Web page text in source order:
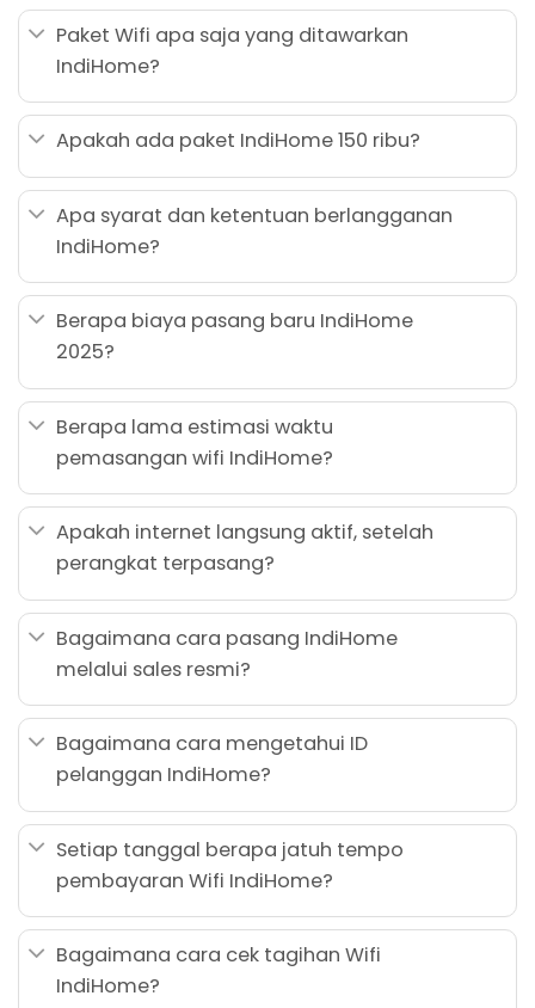
Paket Wifi apa saja yang ditawarkan
IndiHome?
Apakah ada paket IndiHome 150 ribu?
Apa syarat dan ketentuan berlangganan
IndiHome?
Berapa biaya pasang baru IndiHome
2025?
Berapa lama estimasi waktu
pemasangan wifi IndiHome?
Apakah internet langsung aktif, setelah
perangkat terpasang?
Bagaimana cara pasang IndiHome
melalui sales resmi?
Bagaimana cara mengetahui ID
pelanggan IndiHome?
Setiap tanggal berapa jatuh tempo
pembayaran Wifi IndiHome?
Bagaimana cara cek tagihan Wifi
IndiHome?